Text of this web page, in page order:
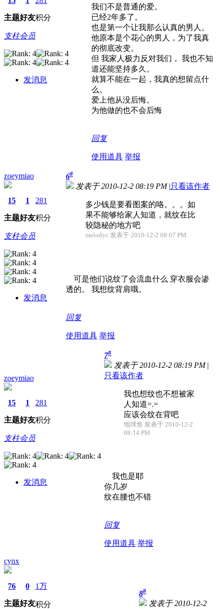
主题好友积分
支柱会员
发消息
我们不是普通的爱。
已经2年多了。
也是第一个让我那么认真的男人。
他原本是个花心的男人，为了我真
的彻底改变。
但 我家人极力反对我们， 我也不知
道还能坚持多久。
就算不能在一起，我真的想留点什
么。
爱上他从没后悔。
为他做的也不会后悔
回复
使用道具 举报
zoeymiao
15
主题
1
好友
281
积分
支柱会员
发消息
6#
发表于 2010-12-2 08:19 PM |只看该作者
多少钱是要看图案的咯。。。如
果不能够给家人知道，就纹在比
较隐秘的地方吧
melodyc 发表于 2010-12-2 08:07 PM
可是他们说纹了会流血什么 穿衣服会渗
透的。 我想纹背肩哦。
回复
使用道具 举报
zoeymiao
15
主题
1
好友
281
积分
支柱会员
发消息
7#
发表于 2010-12-2 08:19 PM |
只看该作者
我也想纹也不想被家
人知道=.=
应该会纹在背吧
地球鱼 发表于 2010-12-2
08:14 PM
我也是耶
你几岁
纹在腰也不错
回复
使用道具 举报
cynx
76
主题
0
好友
1万
积分
8#
发表于 2010-12-2